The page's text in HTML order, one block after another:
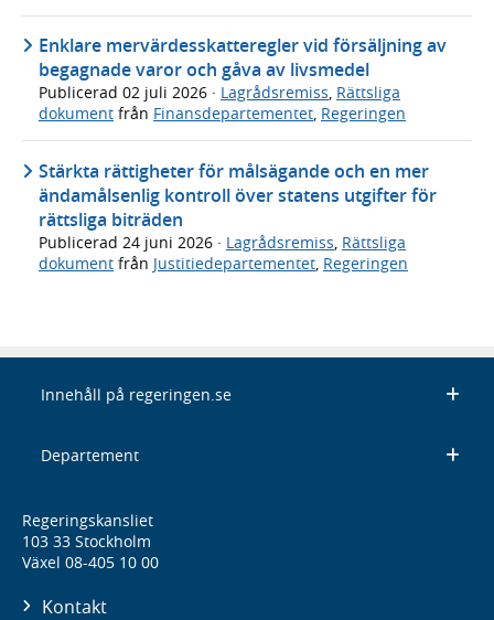
Enklare mervärdesskatteregler vid försäljning av
begagnade varor och gåva av livsmedel
Publicerad 02 juli 2026 · Lagrådsremiss, Rättsliga
dokument från Finansdepartementet, Regeringen
Stärkta rättigheter för målsägande och en mer
ändamålsenlig kontroll över statens utgifter för
rättsliga biträden
Publicerad 24 juni 2026 · Lagrådsremiss Rättsliga
dokument från Justitiedepartementet Regeringen
Innehåll på regeringen.se
Departement
Regeringskansliet
103 33 Stockholm
Växel 08-405 10 00
Kontakt